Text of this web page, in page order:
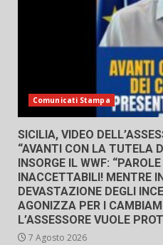
Comunicati Stampa
SICILIA, VIDEO
“AVANTI CON LA TUTELA
INSORGE IL WWF:
INACCETTABILI! MENTRE
DEVASTAZIONE DEGLI
AGONIZZA PER I
L’ASSESSORE VUOLE
7 Agosto 2026